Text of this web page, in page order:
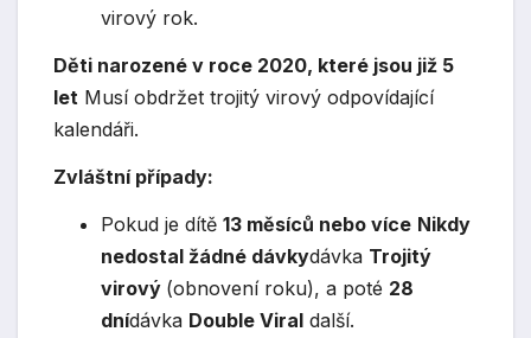
virový rok.
Děti narozené v roce 2020, které jsou již 5
let Musí obdržet trojitý virový odpovídající
kalendáři.
Zvláštní případy:
Pokud je dítě 13 měsíců nebo více Nikdy
nedostal žádné dávkydávka Trojitý
virový (obnovení roku), a poté 28
dnídávka Double Viral další.